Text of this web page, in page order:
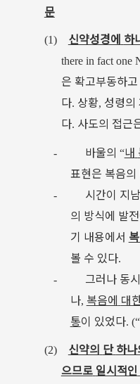
문
(1) 신약성경에 하
there in fact one
은 확고부동하고
다. 상황, 성령의
다. 사도의 접근
- 바울의 “내
표현은 복음의
-
시간이 지
의 방식에 발
기 내용에서
볼 수 있다.
-
그러나 동
나, 복음에 대
통이 있었다. (“
(2) 신약의 단 하나
으므로 일시적인